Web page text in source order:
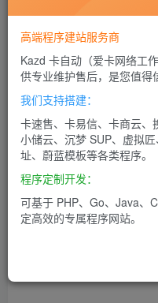
【修复】API下单商品购买
【修复】后台导出数据特
【修复】手机端下单页下
【优化】代理查价页面优
【优化】后台订单导出新
高端程序建站服务商
Kazd 卡自动（爱卡网络工
供专业维护售后，是您值得
我们支持搭建：
卡速售、卡易信、卡商云、
小储云、沉梦 SUP、虚拟
址、蔚蓝模板等各类程序。
程序定制开发：
可基于 PHP、Go、Java、
定高效的专属程序网站。